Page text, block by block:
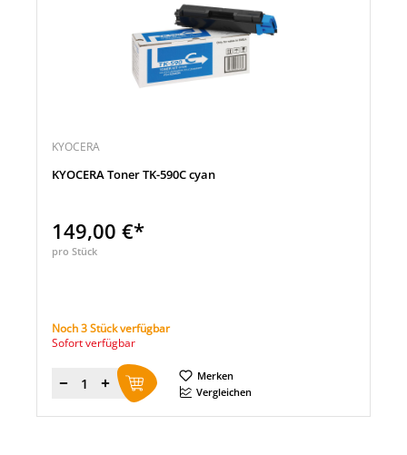
KYOCERA
KYOCERA Toner TK-590C cyan
149,00 €*
pro Stück
Noch 3 Stück verfügbar
Sofort verfügbar
Menge
Merken
Vergleichen